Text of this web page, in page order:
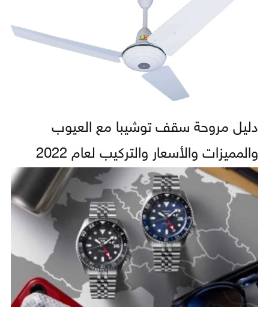
دليل مروحة سقف توشيبا مع العيوب
والمميزات والأسعار والتركيب لعام 2022